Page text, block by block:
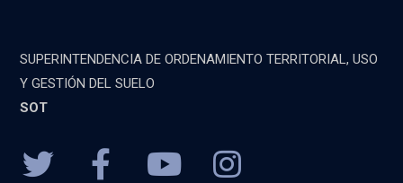
SUPERINTENDENCIA DE ORDENAMIENTO TERRITORIAL, USO
Y GESTIÓN DEL SUELO
SOT